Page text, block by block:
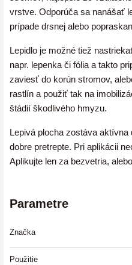
vrstve. Odporúča sa nanášať
prípade drsnej alebo
Lepidlo je možné tiež
napr. lepenka či fólia a takto
zaviesť do korún stromov,
rastlín a použiť tak na
štádií škodlivého hmyzu.
Lepivá plocha zostáva
dobre pretrepte. Pri aplikácii
Aplikujte len za bezvetria,
Parametre
Značka
Použitie